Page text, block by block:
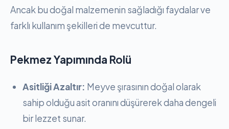
Ancak bu doğal malzemenin sağladığı faydalar ve
farklı kullanım şekilleri de mevcuttur.
Pekmez Yapımında Rolü
Asitliği Azaltır: Meyve şırasının doğal olarak
sahip olduğu asit oranını düşürerek daha dengeli
bir lezzet sunar.